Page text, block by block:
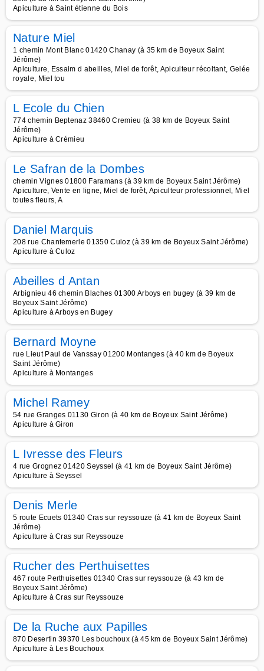
Apiculture à Saint étienne du Bois
Nature Miel
1 chemin Mont Blanc 01420 Chanay (à 35 km de Boyeux Saint
Jérôme)
Apiculture, Essaim d abeilles, Miel de forêt, Apiculteur récoltant, Gelée
royale, Miel tou
L Ecole du Chien
774 chemin Beptenaz 38460 Cremieu (à 38 km de Boyeux Saint
Jérôme)
Apiculture à Crémieu
Le Safran de la Dombes
chemin Vignes 01800 Faramans (à 39 km de Boyeux Saint Jérôme)
Apiculture, Vente en ligne, Miel de forêt, Apiculteur professionnel, Miel
toutes fleurs, A
Daniel Marquis
208 rue Chantemerle 01350 Culoz (à 39 km de Boyeux Saint Jérôme)
Apiculture à Culoz
Abeilles d Antan
Arbignieu 46 chemin Blaches 01300 Arboys en bugey (à 39 km de
Boyeux Saint Jérôme)
Apiculture à Arboys en Bugey
Bernard Moyne
rue Lieut Paul de Vanssay 01200 Montanges (à 40 km de Boyeux
Saint Jérôme)
Apiculture à Montanges
Michel Ramey
54 rue Granges 01130 Giron (à 40 km de Boyeux Saint Jérôme)
Apiculture à Giron
L Ivresse des Fleurs
4 rue Grognez 01420 Seyssel (à 41 km de Boyeux Saint Jérôme)
Apiculture à Seyssel
Denis Merle
5 route Ecuets 01340 Cras sur reyssouze (à 41 km de Boyeux Saint
Jérôme)
Apiculture à Cras sur Reyssouze
Rucher des Perthuisettes
467 route Perthuisettes 01340 Cras sur reyssouze (à 43 km de
Boyeux Saint Jérôme)
Apiculture à Cras sur Reyssouze
De la Ruche aux Papilles
870 Desertin 39370 Les bouchoux (à 45 km de Boyeux Saint Jérôme)
Apiculture à Les Bouchoux